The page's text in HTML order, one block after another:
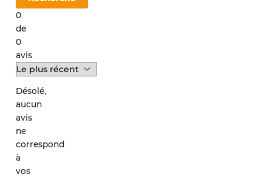
0
de
0
avis
Désolé,
aucun
avis
ne
correspond
à
vos